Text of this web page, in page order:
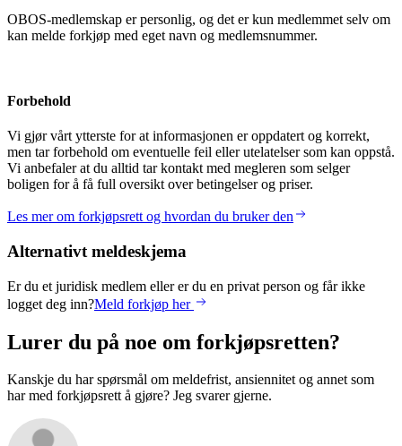
OBOS-medlemskap er personlig, og det er kun medlemmet selv om
kan melde forkjøp med eget navn og medlemsnummer.
Forbehold
Vi gjør vårt ytterste for at informasjonen er oppdatert og korrekt,
men tar forbehold om eventuelle feil eller utelatelser som kan oppstå.
Vi anbefaler at du alltid tar kontakt med megleren som selger
boligen for å få full oversikt over betingelser og priser.
Les mer om forkjøpsrett og hvordan du bruker den
Alternativt meldeskjema
Er du et juridisk medlem eller er du en privat person og får ikke
logget deg inn?Meld forkjøp her
Lurer du på noe om forkjøpsretten?
Kanskje du har spørsmål om meldefrist, ansiennitet og annet som
har med forkjøpsrett å gjøre? Jeg svarer gjerne.